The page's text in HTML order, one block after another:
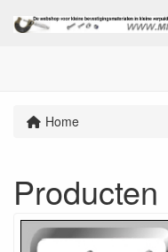
Home
Producten